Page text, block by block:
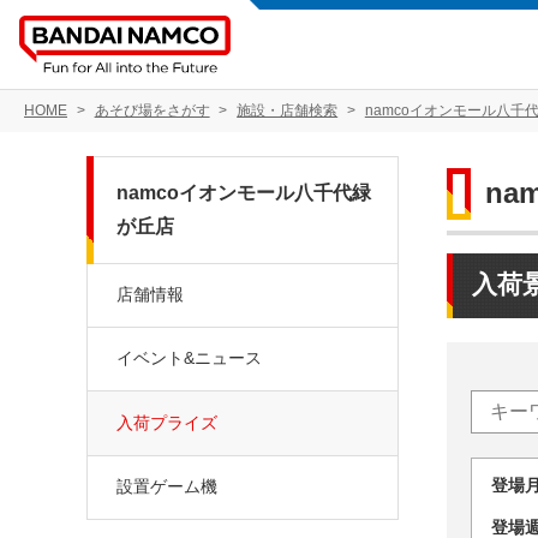
HOME あそび場をさがす 施設・店舗検索 namcoイオンモール八千
入荷
登
登
namcoイオンモール八千代緑
が丘店
店舗情報
イベント&ニュース
入荷プライズ
設置ゲーム機